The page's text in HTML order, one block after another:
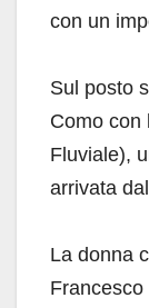
con un
Sul posto
Como con
Fluviale),
arrivata
La donna